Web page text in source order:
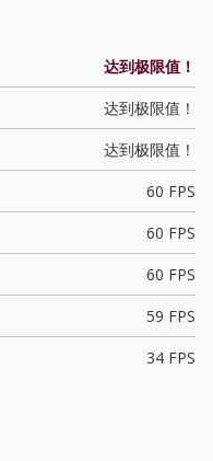
达到极限值！
达到极限值！
达到极限值！
60 FPS
60 FPS
60 FPS
59 FPS
34 FPS